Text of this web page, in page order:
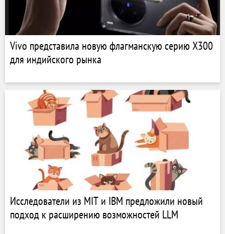
Vivo представила новую флагманскую серию X300
для индийского рынка
Исследователи из MIT и IBM предложили новый
подход к расширению возможностей LLM